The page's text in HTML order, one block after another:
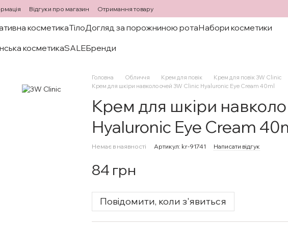
Відгуки про магазин Отримання товару
косметикаТілоДогляд за порожниною ротаНабори косметики
косметикаSALEБренди
Головна Обличчя Крем для повік
Крем для повік 3W Clinic
Крем для шкіри навколо очей 3W Clinic Hyaluronic Eye Cream 40ml
Крем для шкіри
Hyaluronic Eye Cream
Немає в наявності Артикул: kr-91741 Написати відгук
84 грн
Повідомити, коли з'явиться